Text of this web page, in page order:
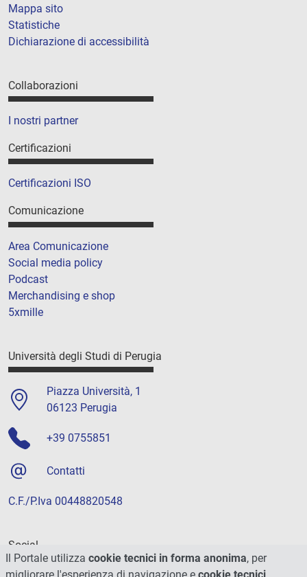
Mappa sito
Statistiche
Dichiarazione di accessibilità
Collaborazioni
I nostri partner
Certificazioni
Certificazioni ISO
Comunicazione
Area Comunicazione
Social media policy
Podcast
Merchandising e shop
5xmille
Università degli Studi di Perugia
Piazza Università, 1
06123 Perugia
+39 0755851
Contatti
C.F./P.Iva 00448820548
Social
Il Portale utilizza cookie tecnici in forma anonima, per